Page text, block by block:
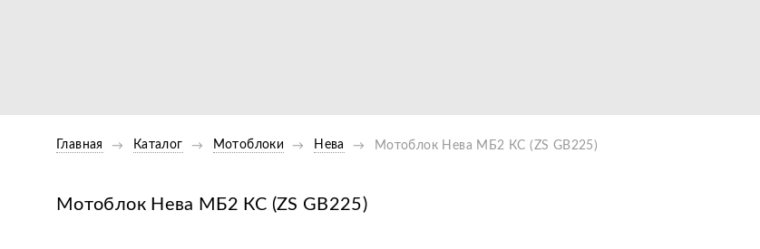
Главная Каталог Мотоблоки Нева Мотоблок Нева МБ2 КС (ZS GB225)
Мотоблок Нева МБ2 КС (ZS GB225)